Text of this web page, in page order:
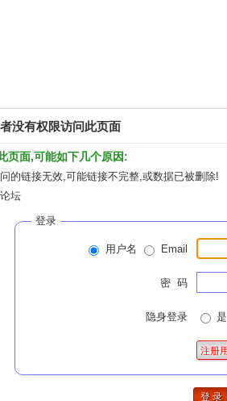
没有权限访问此页面
页面,可能如下几个原因:
的链接无效,可能链接不完整,或数据已被删除!
坛
登录
用户名 Email
密 码
隐身登录 是